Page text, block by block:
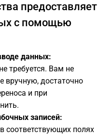
предоставляет
с помощью
данных:
требуется. Вам не
вручную, достаточно
и при
записей:
соответствующих полях